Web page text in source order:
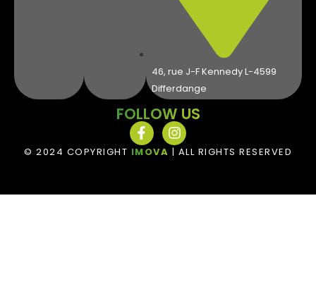
46, rue J-F Kennedy L-4599
Differdange
FOLLOW US
© 2024 COPYRIGHT IMOVA | ALL RIGHTS RESERVED